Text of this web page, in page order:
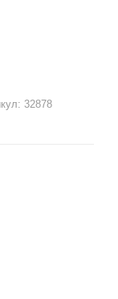
32878